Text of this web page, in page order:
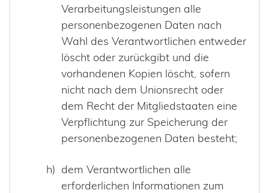
Verarbeitungsleistungen alle
personenbezogenen Daten nach
Wahl des Verantwortlichen entweder
löscht oder zurückgibt und die
vorhandenen Kopien löscht, sofern
nicht nach dem Unionsrecht oder
dem Recht der Mitgliedstaaten eine
Verpflichtung zur Speicherung der
personenbezogenen Daten besteht;
dem Verantwortlichen alle
erforderlichen Informationen zum